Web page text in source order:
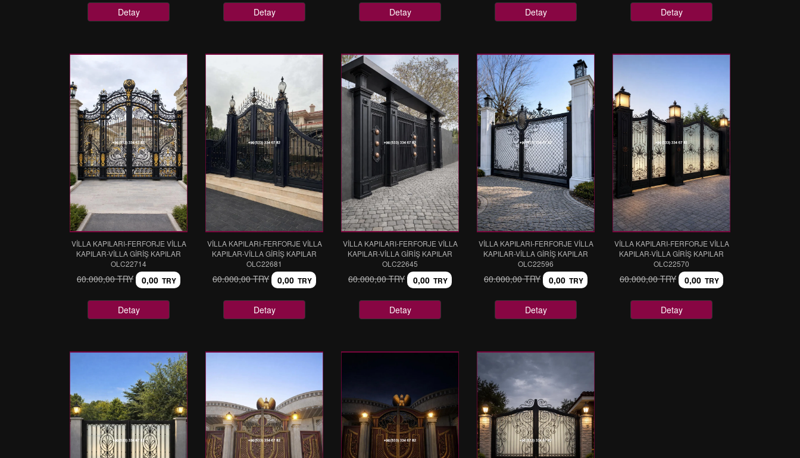
Detay Detay Detay Detay Detay
VİLLA KAPILARI-FERFORJE VİLLA
KAPILAR-VİLLA GİRİŞ KAPILAR
OLC22714
60.000,00 TRY 0,00 TRY
Detay
VİLLA KAPILARI-FERFORJE VİLLA
KAPILAR-VİLLA GİRİŞ KAPILAR
OLC22681
60.000,00 TRY 0,00 TRY
Detay
VİLLA KAPILARI-FERFORJE VİLLA
KAPILAR-VİLLA GİRİŞ KAPILAR
OLC22645
60.000,00 TRY 0,00 TRY
Detay
VİLLA KAPILARI-FERFORJE VİLLA
KAPILAR-VİLLA GİRİŞ KAPILAR
OLC22596
60.000,00 TRY 0,00 TRY
Detay
VİLLA KAPILARI-FERFORJE VİLLA
KAPILAR-VİLLA GİRİŞ KAPILAR
OLC22570
60.000,00 TRY 0,00 TRY
Detay